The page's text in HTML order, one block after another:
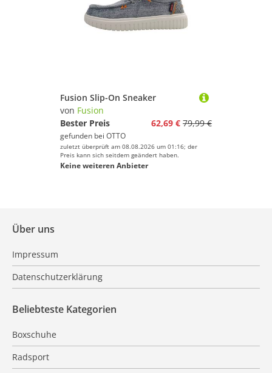
Fusion Slip-On Sneaker
von Fusion
Bester Preis
62,69 € 79,99 €
gefunden bei OTTO
zuletzt überprüft am 08.08.2026 um 01:16; der
Preis kann sich seitdem geändert haben.
Keine weiteren Anbieter
Über uns
Impressum
Datenschutzerklärung
Beliebteste Kategorien
Boxschuhe
Radsport